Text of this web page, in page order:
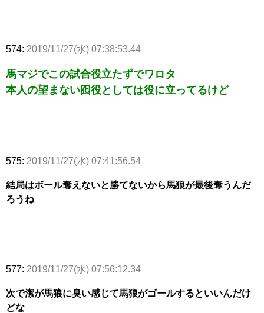
574: 2019/11/27(水) 07:38:53.44
馬マジでこの試合役立たずでワロタ
本人の望まない囮役としては役に立ってるけど
575: 2019/11/27(水) 07:41:56.54
結局はボール奪えないと勝てないから馬狼が最後奪うんだ
ろうね
577: 2019/11/27(水) 07:56:12.34
次で潔が馬狼に臭い感じて馬狼がゴールするといいんだけ
どな